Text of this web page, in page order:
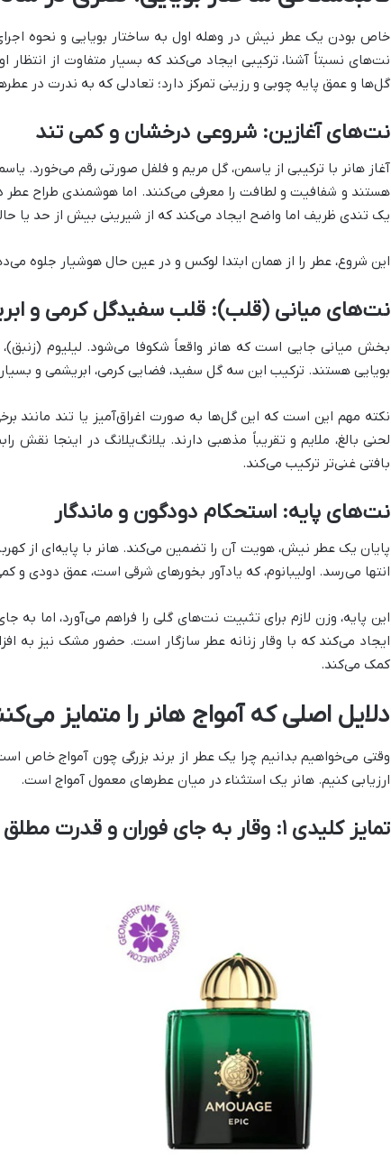
خاص بودن یک عطر نیش در وهله اول به ساختار بویایی و نحوه
نت‌های نسبتاً آشنا، ترکیبی ایجاد می‌کند که بسیار متفاوت از
گل‌ها و عمق پایه چوبی و رزینی تمرکز دارد؛ تعادلی که به ندرت در
نت‌های آغازین: شروعی درخشان و کمی تند
آغاز هانر با ترکیبی از یاسمن، گل مریم و فلفل صورتی رقم می‌خورد.
هستند و شفافیت و لطافت را معرفی می‌کنند. اما هوشمندی طراح عطر
یک تندی ظریف اما واضح ایجاد می‌کند که از شیرینی بیش از حد یا
این شروع، عطر را از همان ابتدا لوکس و در عین حال هوشیار جلوه
نت‌های میانی (قلب): قلب سفیدگل کرمی و
بخش میانی جایی است که هانر واقعاً شکوفا می‌شود. لیلیوم (زنبق)،
بویایی هستند. ترکیب این سه گل سفید، فضایی کرمی، ابریشمی و بسیار
نکته مهم این است که این گل‌ها به صورت اغراق‌آمیز یا تند مانند
لحنی بالغ، ملایم و تقریباً مذهبی دارند. یلانگ‌یلانگ در اینجا نقش
بافتی غنی‌تر ترکیب می‌کند.
نت‌های پایه: استحکام دودگون و ماندگار
پایان یک عطر نیش، هویت آن را تضمین می‌کند. هانر با پایه‌ای از
انتها می‌رسد. اولیبانوم، که یادآور بخورهای شرقی است، عمق دودی و
این پایه، وزن لازم برای تثبیت نت‌های گلی را فراهم می‌آورد، اما
ایجاد می‌کند که با وقار زنانه عطر سازگار است. حضور مشک نیز به
کمک می‌کند.
دلایل اصلی که آمواج هانر را متمایز
وقتی می‌خواهیم بدانیم چرا یک عطر از برند بزرگی چون آمواج خاص
ارزیابی کنیم. هانر یک استثناء در میان عطرهای معمول آمواج است.
تمایز کلیدی ۱: وقار به جای فوران و قدرت مطلق